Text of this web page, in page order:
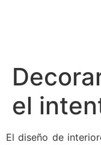
el
El diseño de